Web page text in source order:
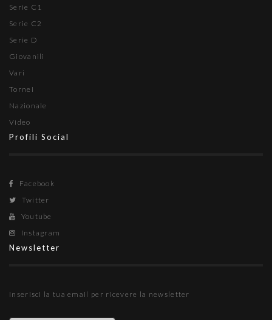
Serie C1
Serie C2
Serie D
Giovanili
Vari
Tornei
Nazionale
Video
Profili Social
Facebook
Twitter
Youtube
Instagram
Newsletter
Inserisci la tua email per ricevere la newsletter